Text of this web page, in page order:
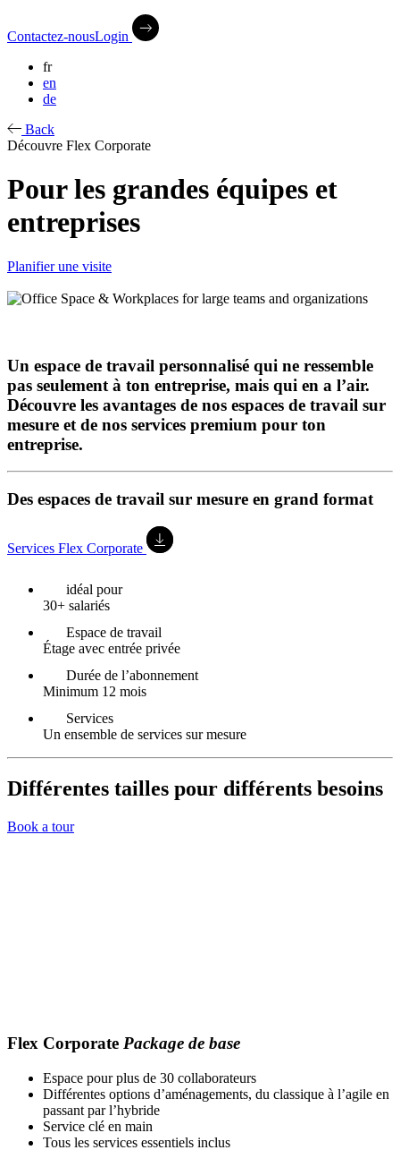
Contactez-nousLogin
fr
en
de
Back
Découvre Flex Corporate
Pour les grandes équipes et
entreprises
Planifier une visite
Un espace de travail personnalisé qui ne ressemble
pas seulement à ton entreprise, mais qui en a l’air.
Découvre les avantages de nos espaces de travail sur
mesure et de nos services premium pour ton
entreprise.
Des espaces de travail sur mesure en grand format
Services Flex Corporate
idéal pour
30+ salariés
Espace de travail
Étage avec entrée privée
Durée de l’abonnement
Minimum 12 mois
Services
Un ensemble de services sur mesure
Différentes tailles pour différents besoins
Book a tour
Flex Corporate Package de base
Espace pour plus de 30 collaborateurs
Différentes options d’aménagements, du classique à l’agile en
passant par l’hybride
Service clé en main
Tous les services essentiels inclus